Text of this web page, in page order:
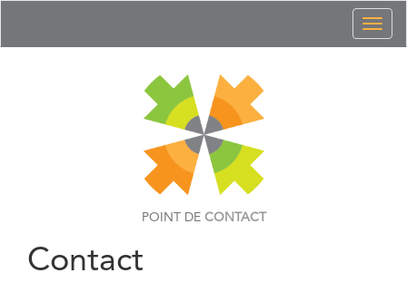
POINT DE CONTACT
Contact